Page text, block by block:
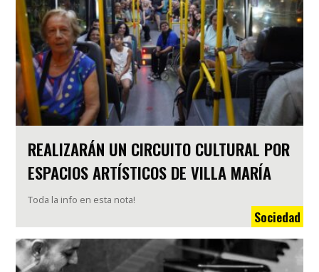
REALIZARÁN UN CIRCUITO CULTURAL POR
ESPACIOS ARTÍSTICOS DE VILLA MARÍA
Toda la info en esta nota!
Sociedad